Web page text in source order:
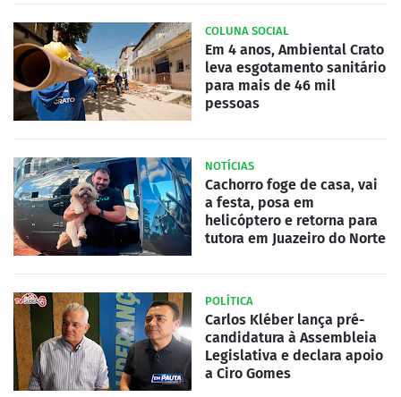
COLUNA SOCIAL
Em 4 anos, Ambiental Crato
leva esgotamento sanitário
para mais de 46 mil
pessoas
NOTÍCIAS
Cachorro foge de casa, vai
a festa, posa em
helicóptero e retorna para
tutora em Juazeiro do Norte
POLÍTICA
Carlos Kléber lança pré-
candidatura à Assembleia
Legislativa e declara apoio
a Ciro Gomes